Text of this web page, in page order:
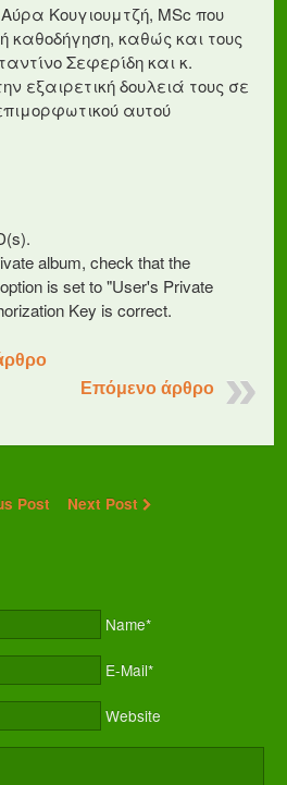
Κουγιουμτζή, MSc που
καθοδήγηση, καθώς και τους
Σεφερίδη και κ.
εξαιρετική δουλειά τους σε
αυτού
album, check that the
is set to "User's Private
Key is correct.
Επόμενο άρθρο
Post Next Post
Name*
E-Mail*
Website